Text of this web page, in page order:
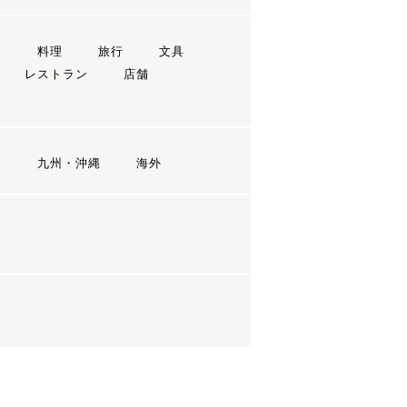
料理 旅行
文具
レストラン
店舗
九州・沖縄 海外